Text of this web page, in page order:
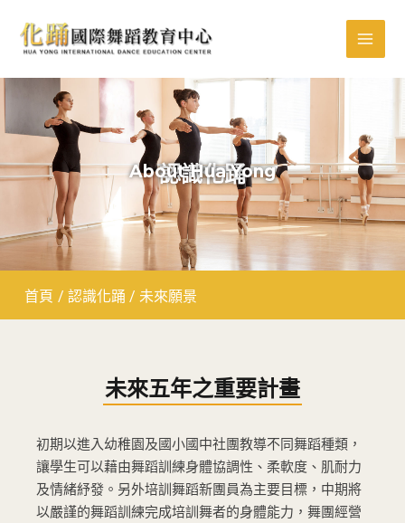
要
容
認識化踊
About Hua Yong
首頁 / 認識化踊 / 未來願景
未來五年之重要計畫
初期以進入幼稚園及國小國中社團教導不同舞蹈種類，
讓學生可以藉由舞蹈訓練身體協調性、柔軟度、肌耐力
及情緒紓發。另外培訓舞蹈新團員為主要目標，中期將
以嚴謹的舞蹈訓練完成培訓舞者的身體能力，舞團經營